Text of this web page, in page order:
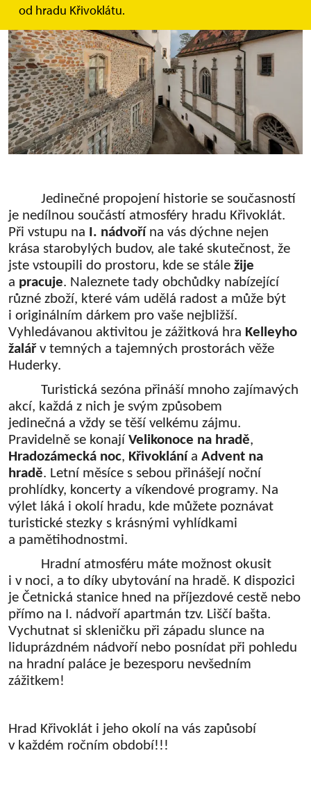
od hradu Křivoklátu.
Jedinečné propojení historie se současností
je nedílnou součástí atmosféry hradu Křivoklát.
Při vstupu na I. nádvořína vás dýchne nejen
krása starobylých budov, ale také skutečnost, že
jste vstoupili do prostoru, kde se stále žije
a pracuje. Naleznete tady obchůdky nabízející
různé zboží, které vám udělá radost a může být
i originálním dárkem pro vaše nejbližší.
Vyhledávanou aktivitou je zážitková hra Kelleyho
žalářv temných a tajemných prostorách věže
Huderky.
Turistická sezóna přináší mnoho zajímavých
akcí, každá z nich je svým způsobem
jedinečná a vždy se těší velkému zájmu.
Pravidelně se konajíVelikonoce na hradě,
Hradozámecká noc, Křivoklánía Advent na
hradě. Letní měsíce s sebou přinášejí noční
prohlídky, koncerty a víkendové programy. Na
výlet láká i okolí hradu, kde můžete poznávat
turistické stezky s krásnými vyhlídkami
a pamětihodnostmi.
Hradní atmosféru máte možnost okusit
i v noci, a to díky ubytování na hradě. K dispozici
je Četnická stanice hned na příjezdové cestě nebo
přímo na I. nádvoří apartmán tzv. Liščí bašta.
Vychutnat si skleničku při západu slunce na
liduprázdném nádvoří nebo posnídat při pohledu
na hradní paláce je bezesporu nevšedním
zážitkem!
Hrad Křivoklát i jeho okolí na vás zapůsobí
v každém ročním období!!!